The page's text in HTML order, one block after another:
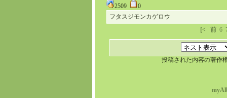
2509
0
フタスジモンカゲロウ
[<
前 6
投稿された内容の著作